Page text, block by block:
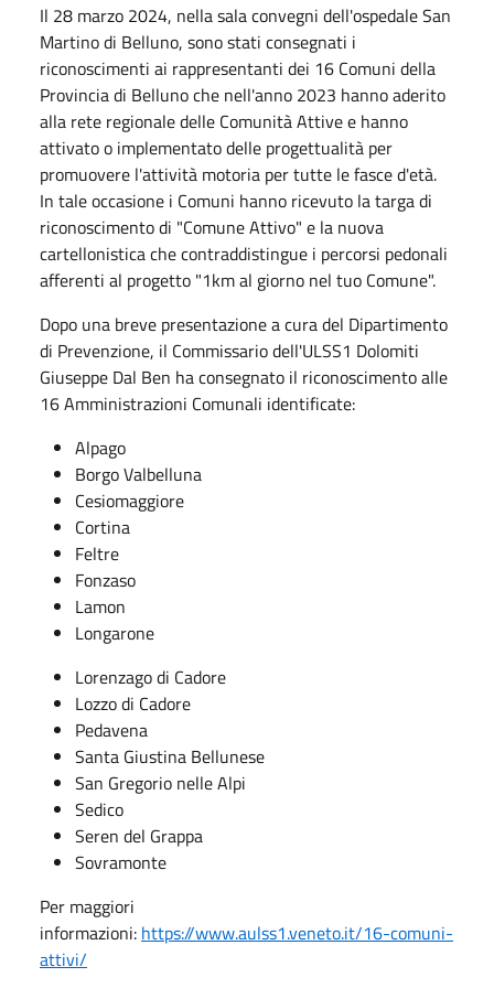
Il 28 marzo 2024, nella sala convegni dell'ospedale San
Martino di Belluno, sono stati consegnati i
riconoscimenti ai rappresentanti dei 16 Comuni della
Provincia di Belluno che nell'anno 2023 hanno aderito
alla rete regionale delle Comunità Attive e hanno
attivato o implementato delle progettualità per
promuovere l'attività motoria per tutte le fasce d'età.
In tale occasione i Comuni hanno ricevuto la targa di
riconoscimento di "Comune Attivo" e la nuova
cartellonistica che contraddistingue i percorsi pedonali
afferenti al progetto "1km al giorno nel tuo Comune".
Dopo una breve presentazione a cura del Dipartimento
di Prevenzione, il Commissario dell'ULSS1 Dolomiti
Giuseppe Dal Ben ha consegnato il riconoscimento alle
16 Amministrazioni Comunali identificate:
Alpago
Borgo Valbelluna
Cesiomaggiore
Cortina
Feltre
Fonzaso
Lamon
Longarone
Lorenzago di Cadore
Lozzo di Cadore
Pedavena
Santa Giustina Bellunese
San Gregorio nelle Alpi
Sedico
Seren del Grappa
Sovramonte
Per maggiori
informazioni: https://www.aulss1.veneto.it/16-comuni-
attivi/